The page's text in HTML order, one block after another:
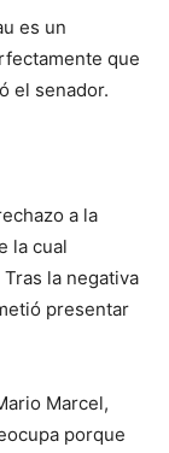
es un
que
el senador.
a la
la cual
la negativa
presentar
Marcel,
porque